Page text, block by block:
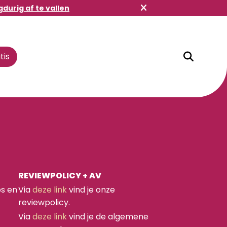
af te vallen
en
REVIEWPOLICY + AV
Viadeze linkvind je onze
reviewpolicy.
Viadeze linkvind je de algemene